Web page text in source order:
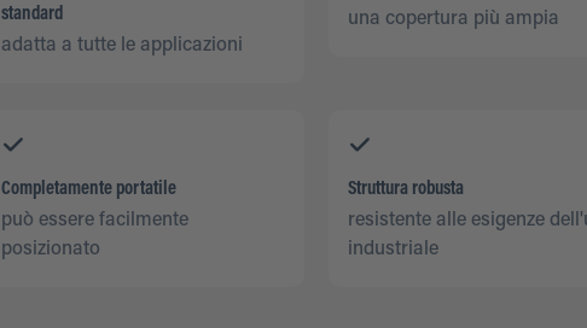
standard
adatta a tutte le applicazioni
una copertura più ampia
Completamente portatile
può essere facilmente
posizionato
Struttura robusta
resistente alle esigenze
industriale